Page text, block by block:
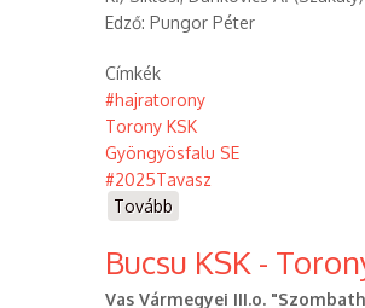
Edző: Pungor Péter
Címkék
#hajratorony
Torony KSK
Gyöngyösfalu SE
#2025Tavasz
Tovább
-
Bucsu KSK -
Vas Vármegyei III.o.